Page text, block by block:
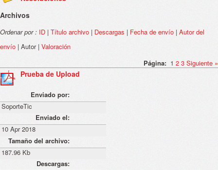
Archivos
Ordenar por : ID | Título archivo | Descargas | Fecha de envío | Autor del
envío | Autor | Valoración
Página: 1 2 3 Siguiente »
Prueba de Upload
Enviado por:
SoporteTic
Enviado el:
10 Apr 2018
Tamaño del archivo:
187.96 Kb
Descargas: